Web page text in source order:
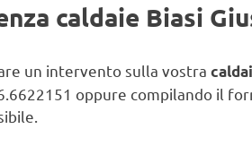
caldaie Biasi
un intervento sulla vostra
oppure compilando il